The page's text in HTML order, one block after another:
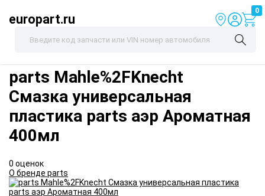
europart.ru
0
parts Mahle%2FKnecht
Смазка универсальная
пластика parts аэр Ароматная
400мл
0 оценок
О бренде parts